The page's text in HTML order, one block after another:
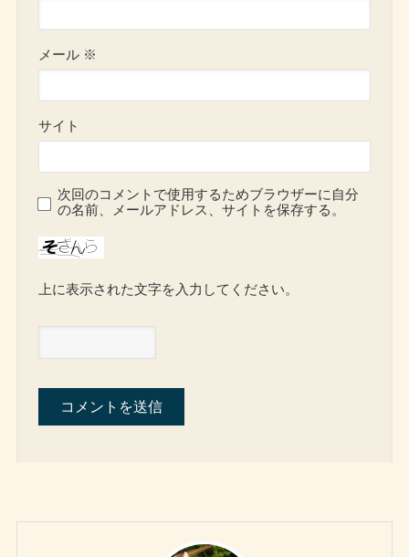
メール ※
サイト
次回のコメントで使用するためブラウザーに自分
の名前、メールアドレス、サイトを保存する。
上に表示された文字を入力してください。